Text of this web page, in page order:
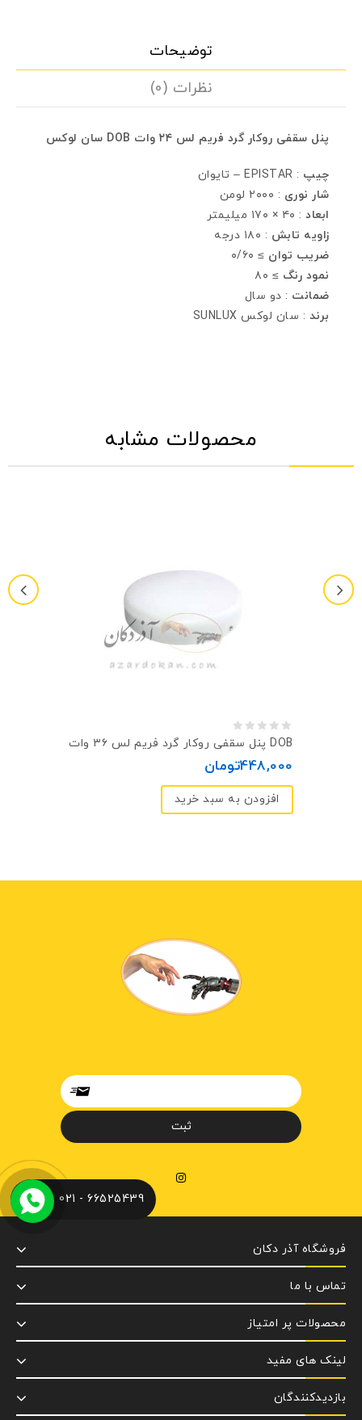
توضیحات
نظرات (0)
پنل سقفی روکار گرد فريم لس ۲۴ وات DOB سان لوکس
چيپ : EPISTAR – تايوان
شار نوری : ۲۰۰۰ لومن
ابعاد: ۴۰ × ۱۷۰ ميليمتر
زاويه تابش : ۱۸۰ درجه
ضريب توان ≥ ۰/۶۰
نمود رنگ ≥ ۸۰
ضمانت : دو سال
برند : سان لوکس SUNLUX
محصولات مشابه
پنل سقفی روکار گرد فريم لس ۳۶ وات DOB
448,000تومان
افزودن به سبد خرید
فروشگاه آذر دکان
تماس با ما
محصولات پر امتیاز
لینک های مفید
بازدیدکنندگان
66525439 - 021